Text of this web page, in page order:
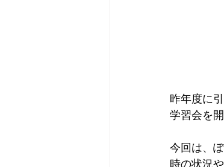
昨年度に
学習会を
今回は、
時の状況